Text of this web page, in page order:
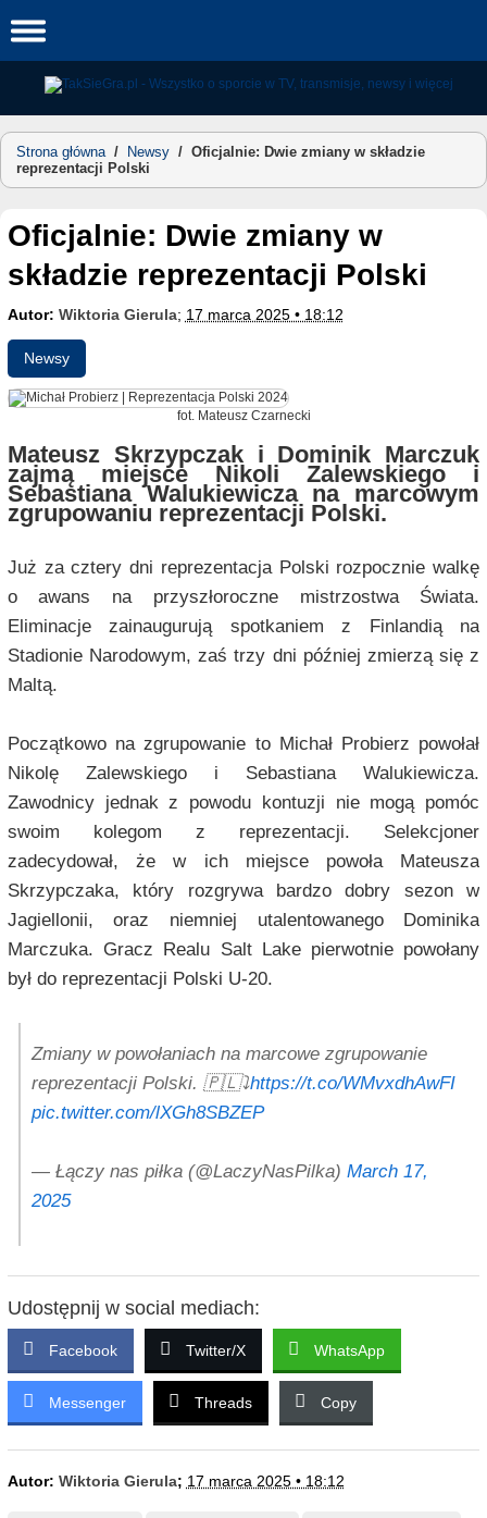
to
Strona główna/ Newsy / Oficjalnie: Dwie zmiany w składzie
reprezentacji Polski
Oficjalnie: Dwie zmiany w
składzie reprezentacji Polski
Autor: Wiktoria Gierula; 17 marca 2025 • 18:12
Newsy
fot. Mateusz Czarnecki
Mateusz Skrzypczak i Dominik Marczuk
zajmą miejsce Nikoli Zalewskiego i
Sebastiana Walukiewicza na marcowym
zgrupowaniu reprezentacji Polski.
Już za cztery dni reprezentacja Polski rozpocznie walkę
o awans na przyszłoroczne mistrzostwa Świata.
Eliminacje zainaugurują spotkaniem z Finlandią na
Stadionie Narodowym, zaś trzy dni później zmierzą się z
Maltą.
Początkowo na zgrupowanie to Michał Probierz powołał
Nikolę Zalewskiego i Sebastiana Walukiewicza.
Zawodnicy jednak z powodu kontuzji nie mogą pomóc
swoim kolegom z reprezentacji. Selekcjoner
zadecydował, że w ich miejsce powoła Mateusza
Skrzypczaka, który rozgrywa bardzo dobry sezon w
Jagiellonii, oraz niemniej utalentowanego Dominika
Marczuka. Gracz Realu Salt Lake pierwotnie powołany
był do reprezentacji Polski U-20.
Zmiany w powołaniach na marcowe zgrupowanie
reprezentacji Polski. 🇵🇱⤵️https://t.co/WMvxdhAwFI
pic.twitter.com/lXGh8SBZEP
— Łączy nas piłka (@LaczyNasPilka) March 17,
2025
Udostępnij w social mediach:
Facebook Twitter/X WhatsApp
Messenger Threads Copy
Autor: Wiktoria Gierula; 17 marca 2025 • 18:12